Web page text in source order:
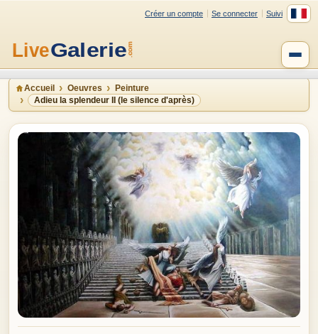
Créer un compte Se connecter Suivi
Accueil Oeuvres
Peinture
Adieu la splendeur II (le silence d'après)